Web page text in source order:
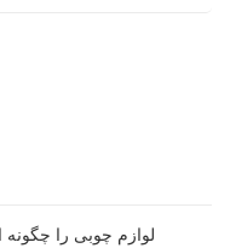
لوازم چوبی را چگونه